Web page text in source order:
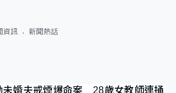
資訊 新聞熱話
未婚夫戒煙爆命案 28歲女教師連捅